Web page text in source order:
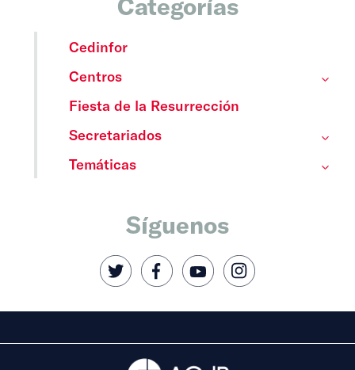
Categorías
Cedinfor
Centros
Fiesta de la Resurrección
Secretariados
Temáticas
Síguenos